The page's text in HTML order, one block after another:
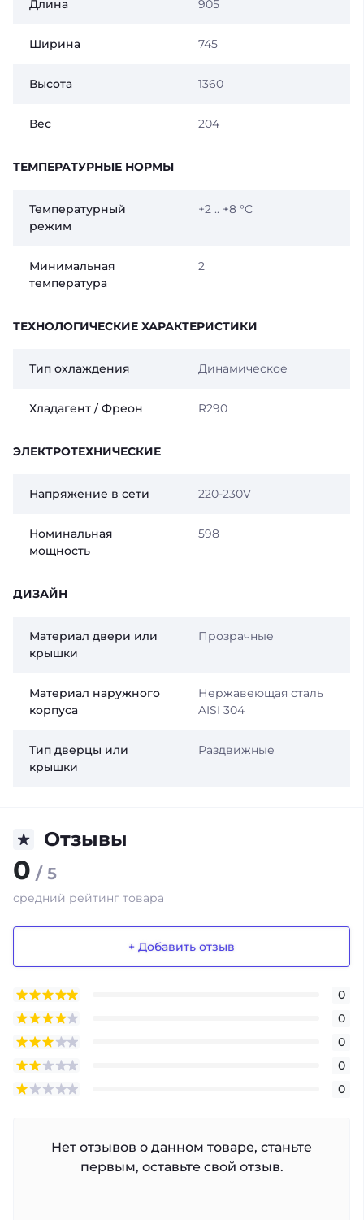
Длина 905
Ширина 745
Высота 1360
Вес 204
ТЕМПЕРАТУРНЫЕ НОРМЫ
Температурный
режим
+2 .. +8 °C
Минимальная
температура
2
ТЕХНОЛОГИЧЕСКИЕ ХАРАКТЕРИСТИКИ
Тип охлаждения Динамическое
Хладагент / Фреон R290
ЭЛЕКТРОТЕХНИЧЕСКИЕ
Напряжение в сети 220-230V
Номинальная
мощность
598
ДИЗАЙН
Материал двери или
крышки
Прозрачные
Материал наружного
корпуса
Нержавеющая сталь
AISI 304
Тип дверцы или
крышки
Раздвижные
Отзывы
0 / 5
средний рейтинг товара
+ Добавить отзыв
0
0
0
0
0
Нет отзывов о данном товаре, станьте
первым, оставьте свой отзыв.